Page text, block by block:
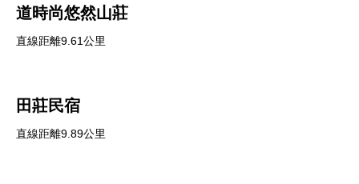
道時尚悠然山莊
直線距離9.61公里
田莊民宿
直線距離9.89公里